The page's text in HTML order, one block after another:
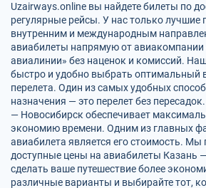
Uzairways.online вы найдете билеты по
регулярные рейсы. У нас только лучшие
внутренним и международным
авиабилеты напрямую от авиакомпании
авиалинии» без наценок и комиссий.
быстро и удобно выбрать оптимальный
перелета. Один из самых удобных
назначения — это перелет без
— Новосибирск обеспечивает
экономию времени. Одним из главных
авиабилета является его стоимость. Мы
доступные цены на авиабилеты Казань
сделать ваше путешествие более
различные варианты и выбирайте тот,